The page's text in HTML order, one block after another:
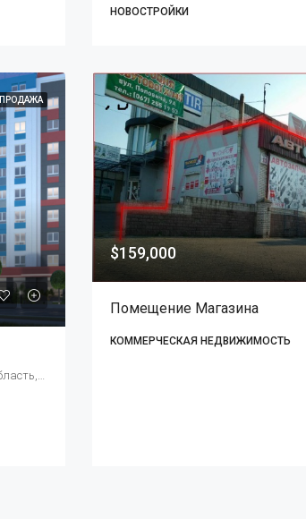
НОВОСТРОЙКИ
ПРОДАЖА
вулиця Степана Бандери, 1, Рівне, Рівненська область, Украина, 33017
$159,000
Помещение Магазина
КОММЕРЧЕСКАЯ НЕДВИЖИМОСТЬ